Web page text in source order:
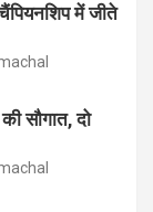
में जीते
सौगात, दो